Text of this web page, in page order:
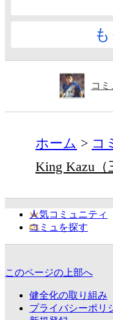
コ
ホーム コ
King Kazu
人気コミュニティ
コミュを探す
このページの上部へ
健全化の取り組み
プライバシーポリ